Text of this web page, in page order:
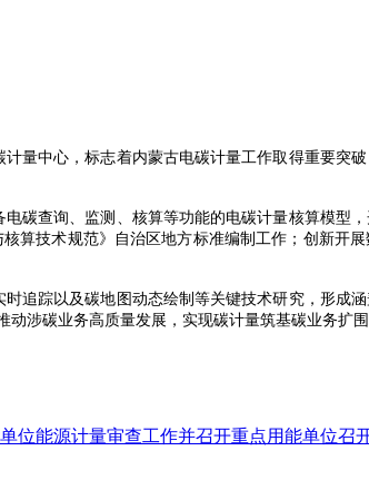
量中心，标志着内蒙古电碳计量工作取得重要突
碳查询、监测、核算等功能的电碳计量核算模型
技术规范》自治区地方标准编制工作；创新开
追踪以及碳地图动态绘制等关键技术研究，形成
涉碳业务高质量发展，实现碳计量筑基碳业务扩围
位能源计量审查工作并召开重点用能单位召